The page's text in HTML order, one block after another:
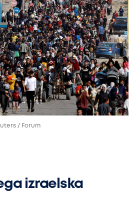
/ Forum
izraelska